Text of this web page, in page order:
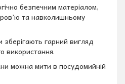
безпечним матеріалом,
та навколишньому
зберігають гарний вигляд
використання.
можна мити в посудомийній